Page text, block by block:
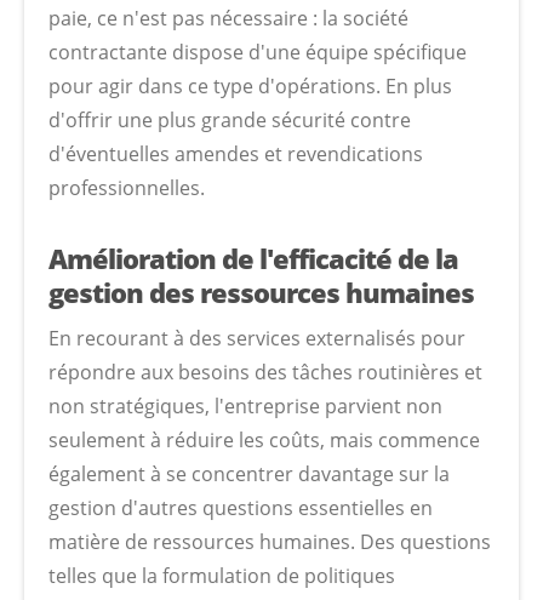
paie, ce n'est pas nécessaire : la société
contractante dispose d'une équipe spécifique
pour agir dans ce type d'opérations. En plus
d'offrir une plus grande sécurité contre
d'éventuelles amendes et revendications
professionnelles.
Amélioration de l'efficacité de la
gestion des ressources humaines
En recourant à des services externalisés pour
répondre aux besoins des tâches routinières et
non stratégiques, l'entreprise parvient non
seulement à réduire les coûts, mais commence
également à se concentrer davantage sur la
gestion d'autres questions essentielles en
matière de ressources humaines. Des questions
telles que la formulation de politiques